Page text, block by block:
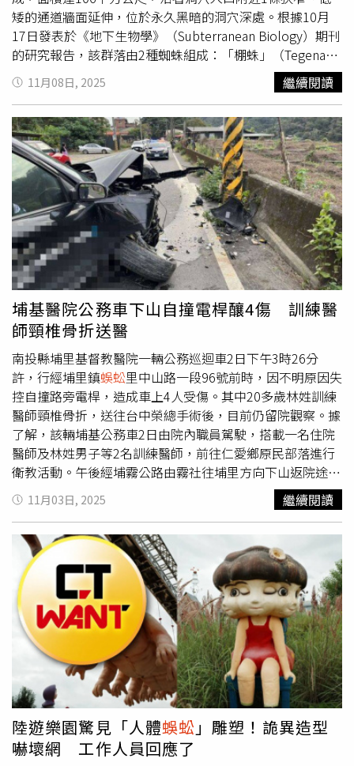
走。”雄黃酒有殺菌驅蟲解五毒的功效，中醫還用來治療皮
膚病。習俗上多以雄黃和酒塗在幼兒的身上，認為可以驅邪
解毒；而直接飲用則認為雄黃酒可以解除百毒，有益健康。
有的孩子不敢喝酒，父母便以雄黃酒在孩子額上畫一個
「王」字，以使百毒不侵。九、繫五彩繩：端午節繫五彩繩
（也稱「五色線」、「五色長命縷」）是廣泛流傳的民間習
俗之一，具有避邪保平安、祈福納吉的意涵。五彩繩色彩鮮
明，有驅邪鎮煞、保護兒童免受瘟疫與災害的作用。古時父
母會在端午節當天早晨，將五彩繩繫於小孩的手腕、腳踝或
脖子，稱為「長命縷」，寓意「長命百歲」。十、躲「五
毒」：農曆五月是「毒月」，五月初五又稱「惡月惡日」。
「五毒」:蛇、蠍、
蜈蚣、蟾蜍、蜘蛛最為活躍，容易引起
瘟疫與災禍。在端午節老人和體弱者、年幼孩童、孕婦要
「躲午」，中午時分避免外出，減少與不良氣息接觸。
抽屜或工位角落（防小人、淨氣場）隨著習俗演化，穀雨貼
的「驅五毒」被引申為「防小人」。在穀雨交節氣當天，將
穀雨貼或鍾馗法相小卡放入辦公室抽屜、資料夾中，可助化
解人際紛爭、穩定事業運 。5、‌蟲穴或院落角落（實地驅
害）若庭院中有明顯蟲洞、牆縫等藏匿點，可將穀雨貼直接
貼於其上，或焚燒後撒灰於周圍，象徵徹底清除蟲患 。柯
柏成提醒，穀雨貼雖為祈福納吉之物，但張貼時需遵循民俗
上傳統禁忌：1、避免倒貼、忌破損等：確保其驅邪納祥之
力不受損，春聯的春字可以倒貼，但僅此而已，穀雨貼一旦
天地倒反，想防的事情反而會適得其反。2、忌與生肖相沖
者接觸：若家中有人屬蛇，應避免張貼時直接觸碰「除五
毒」類穀雨貼，以防引動本命煞，請其他生肖的家人代貼即
可。3、忌重複使用：穀雨貼為年度節令專用，不可跨年使
用或反復張貼，每年穀雨前應更換新貼，象徵辭舊迎新。‌
4、忌隨意丟棄舊貼：去年的穀雨貼不可扔進垃圾桶，應於
今年穀雨前焚化處理，灰燼撒於樹下或牆角，寓意歸於自
然、不留煞氣。
矮的通道牆面延伸，位於永久黑暗的洞穴深處。根據10月
17日發表於《地下生物學》（Subterranean Biology）期刊
的研究報告，該群落由2種蜘蛛組成：「棚蛛」（Tegenaria
domestica，又稱barn funnel weaver或domestic house
spider）與「遊蕩始微蛛」（Prinerigone vagans）。研究
估計約有69,000隻棚蛛與超過42,000隻遊蕩始微蛛生活在洞
穴中。洞穴中還有大量搖蚊（Tanytarsus albisutus），可
能是蜘蛛的主要食物來源。這2種蜘蛛通常生活在地表附
近，但在硫磺洞中，牠們罕見地共居於同一巨網，形成1座
「蜘蛛城市」。研究人員指出，原本棚蛛會捕食遊蕩始微
蛛，但在洞穴黑暗環境下可能因視力受限，所以未發生掠食
行為。棚蛛被認為是巨網的主要建造者，而遊蕩始微蛛則住
在網中，彼此和平共處。硫磺洞由地下水中氫硫化物氧化生
成的硫酸逐步侵蝕形成，洞內有泉水與含硫溪流流動，全年
水溫約攝氏26℃。洞壁覆蓋黏滑生物膜，由硫氧化細菌等微
生物組成，形成完整食物鏈，支持蜘蛛、蠓、蜈蚣、擬蠍、
蟎與甲蟲等生物生存。世界最大的蜘蛛網。（圖／翻攝自
Facebook／Culture Fuzz Blog）據悉，這個巨型蜘蛛網最
初由捷克洞穴學會（Czech Speleological Society）的洞穴
學家於2022年發現，促使生物學家計畫展開自己的考察。
這篇最新研究還發現，洞穴蜘蛛與洞外同種蜘蛛在基因上有
所差異，腸道微生物群多樣性也顯著較低，顯示牠們已適應
陰暗潮濕的洞穴環境。研究主要作者、特蘭西瓦尼亞薩皮恩
提亞匈牙利大學（Sapientia Hungarian University of
Transylvania）生物學家烏拉克（István Urák）也表示：
「我們常以為完全了解1個物種，但仍會有意外發現。有些
物種在極端條件下會表現出驚人的基因可塑性，而這些行為
在『正常』環境中並不會出現。」烏拉克強調，即使洞穴橫
跨2國，保護這個獨特蜘蛛群落仍至關重要，研究團隊將持
續探索硫磺洞的地下生態，「因為大自然仍有無數驚奇等待
我們探索。」
11月08日, 2025 繼續閱讀
埔基醫院公務車下山自撞電桿釀4傷 訓練醫
師頸椎骨折送醫
南投縣埔里基督教醫院一輛公務巡迴車2日下午3時26分
許，行經埔里鎮蜈蚣里中山路一段96號前時，因不明原因失
控自撞路旁電桿，造成車上4人受傷。其中20多歲林姓訓練
醫師頸椎骨折，送往台中榮總手術後，目前仍留院觀察。據
了解，該輛埔基公務車2日由院內職員駕駛，搭載一名住院
醫師及林姓男子等2名訓練醫師，前往仁愛鄉原民部落進行
衛教活動。午後經埔霧公路由霧社往埔里方向下山返院途
中，發生失控自撞車禍。埔里警分局交通小隊員警及消防隊
獲報趕抵現場，發現該輛醫院巡迴車車頭保險桿和右前輪幾
出裂紋。車上4人分別受前胸、頸部、手腳、右膝及背部等
處傷勢，其中林姓訓練醫師頸椎受傷最重，經埔基醫院轉送
台中榮總開刀治療後，為防止神經永久損傷，目前仍在加護
病房觀察。埔里分局表示，駕駛酒測值為0。警方已依規定
進行現場測繪、照相，並製作駕駛筆錄，同時調閱附近民宿
監視器影像，以釐清事發經過及肇事責任。
11月03日, 2025 繼續閱讀
陸遊樂園驚見「人體蜈蚣 」雕塑！詭異造型
嚇壞網 工作人員回應了